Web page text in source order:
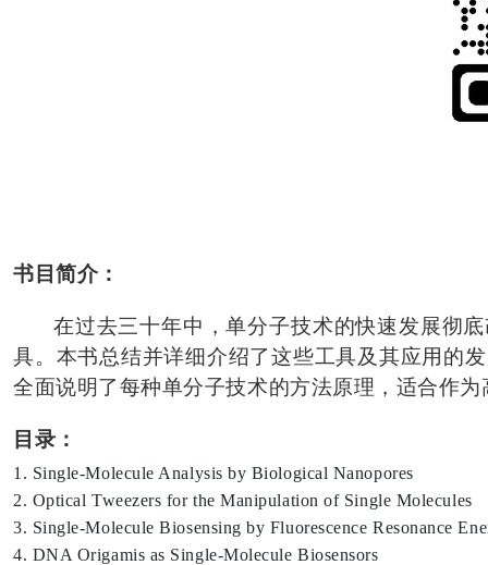
书目简介：
在过去三十年中，单分子技术的快速发展彻
具。本书总结并详细介绍了这些工具及其应用的
全面说明了每种单分子技术的方法原理，适合作
目录：
1. Single-Molecule Analysis by Biological Nanopores
2. Optical Tweezers for the Manipulation of Single Molecules
3. Single-Molecule Biosensing by Fluorescence Resonance
4. DNA Origamis as Single-Molecule Biosensors